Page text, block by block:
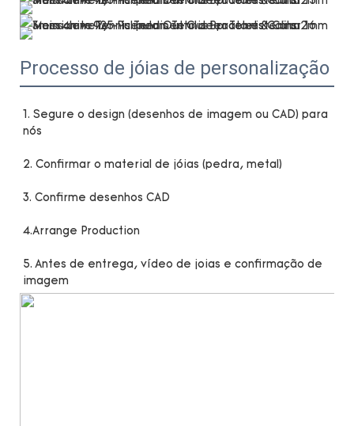
Processo de jóias de personalização
1. Segure o design (desenhos de imagem ou CAD) para
5. Antes de entrega, vídeo de joias e confirmação de